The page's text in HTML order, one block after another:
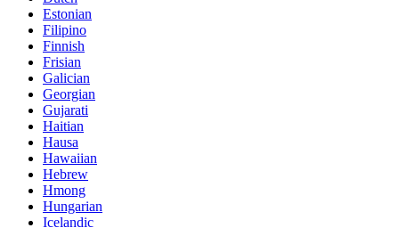
Estonian
Filipino
Finnish
Frisian
Galician
Georgian
Gujarati
Haitian
Hausa
Hawaiian
Hebrew
Hmong
Hungarian
Icelandic